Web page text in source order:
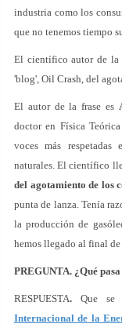
industria como los
que no tenemos tiempo
El científico autor de la
'blog', Oil Crash, del
El autor de la frase es
doctor en Física
voces más
naturales. El científico
del agotamiento de los
punta de lanza. Tenía
la producción de
hemos llegado al final
PREGUNTA. ¿Qué
RESPUESTA. Que se
Internacional de la